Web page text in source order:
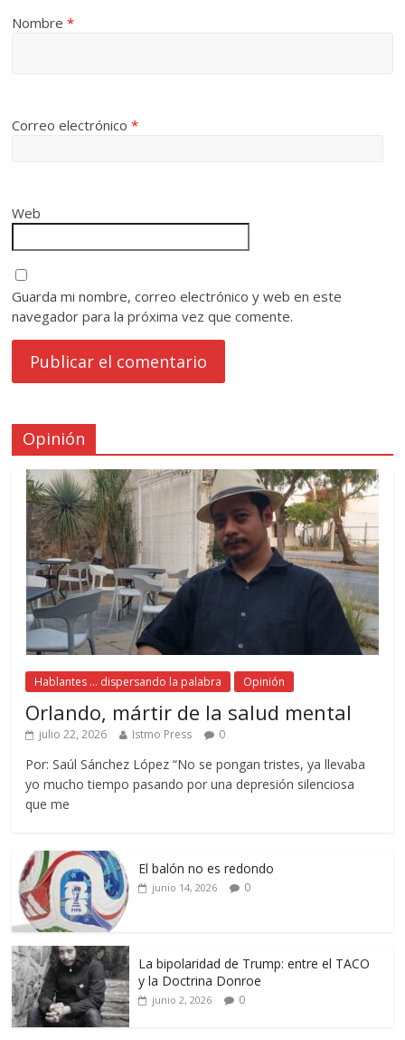
Nombre*
Correo electrónico*
Web
Guarda mi nombre, correo electrónico y web en este
navegador para la próxima vez que comente.
Opinión
Hablantes ... dispersando la palabra Opinión
Orlando, mártir de la salud mental
julio 22, 2026 Istmo Press 0
Por: Saúl Sánchez López “No se pongan tristes, ya llevaba
yo mucho tiempo pasando por una depresión silenciosa
que me
El balón no es redondo
junio 14, 2026 0
La bipolaridad de Trump: entre el TACO
y la Doctrina Donroe
junio 2, 2026 0